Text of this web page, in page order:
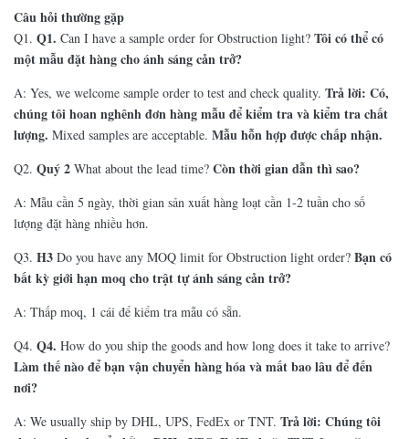
Câu hỏi thường gặp
Q1. Q1. Can I have a sample order for Obstruction light? Tôi có thể có
một mẫu đặt hàng cho ánh sáng cản trở?
A: Yes, we welcome sample order to test and check quality. Trả lời: Có,
chúng tôi hoan nghênh đơn hàng mẫu để kiểm tra và kiểm tra chất
lượng. Mixed samples are acceptable. Mẫu hỗn hợp được chấp nhận.
Q2. Quý 2 What about the lead time? Còn thời gian dẫn thì sao?
A: Mẫu cần 5 ngày, thời gian sản xuất hàng loạt cần 1-2 tuần cho số
lượng đặt hàng nhiều hơn.
Q3. H3 Do you have any MOQ limit for Obstruction light order? Bạn có
bất kỳ giới hạn moq cho trật tự ánh sáng cản trở?
A: Thấp moq, 1 cái để kiểm tra mẫu có sẵn.
Q4. Q4. How do you ship the goods and how long does it take to arrive?
Làm thế nào để bạn vận chuyển hàng hóa và mất bao lâu để đến
nơi?
A: We usually ship by DHL, UPS, FedEx or TNT. Trả lời: Chúng tôi